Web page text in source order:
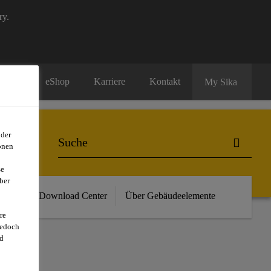
eShop Karriere Kontakt My Sika
Download Center Über Gebäudeelemente